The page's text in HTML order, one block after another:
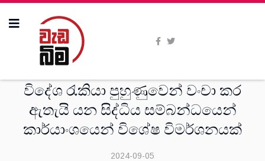
විදේශ රැකියා පුහුණුවෙන් වංචා කර
ඇතැයි යන සිද්ධිය සම්බන්ධයෙන්
කාර්යාංශයෙන් විශේෂ විමර්ශනයක්
2024-09-05